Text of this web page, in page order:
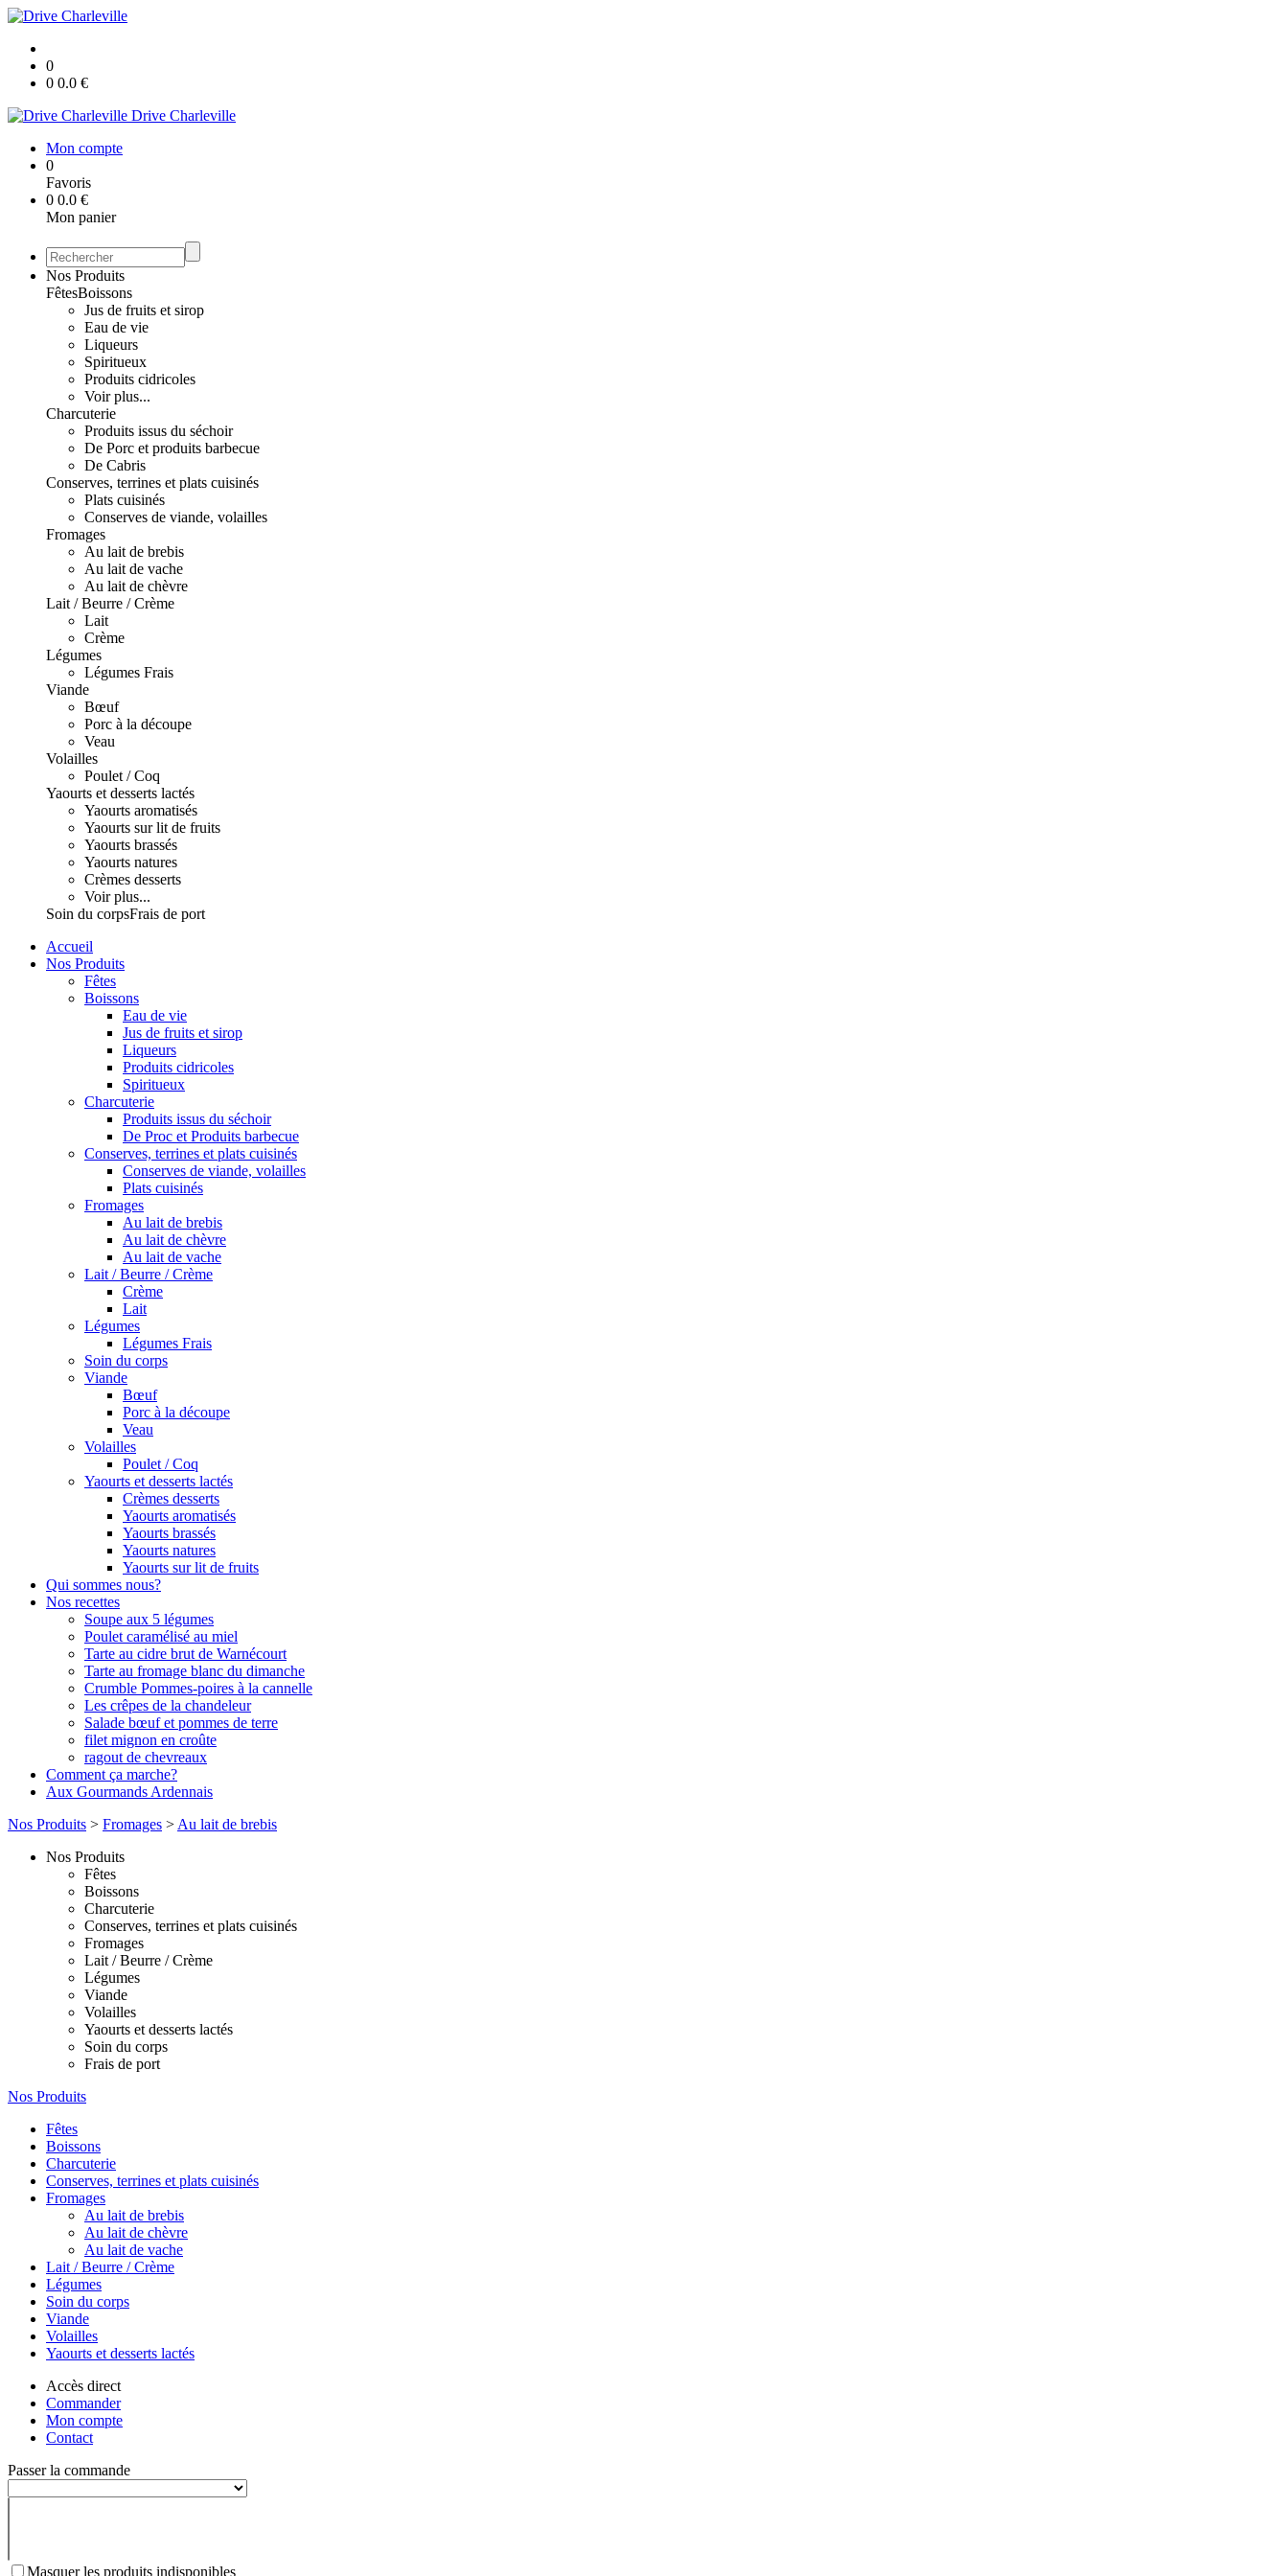
0
0 0.0 €
Drive Charleville
Mon compte
0
Favoris
0 0.0 €
Mon panier
Nos Produits
FêtesBoissons
Jus de fruits et sirop
Eau de vie
Liqueurs
Spiritueux
Produits cidricoles
Voir plus...
Charcuterie
Produits issus du séchoir
De Porc et produits barbecue
De Cabris
Conserves, terrines et plats cuisinés
Plats cuisinés
Conserves de viande, volailles
Fromages
Au lait de brebis
Au lait de vache
Au lait de chèvre
Lait / Beurre / Crème
Lait
Crème
Légumes
Légumes Frais
Viande
Bœuf
Porc à la découpe
Veau
Volailles
Poulet / Coq
Yaourts et desserts lactés
Yaourts aromatisés
Yaourts sur lit de fruits
Yaourts brassés
Yaourts natures
Crèmes desserts
Voir plus...
Soin du corpsFrais de port
Accueil
Nos Produits
Fêtes
Boissons
Eau de vie
Jus de fruits et sirop
Liqueurs
Produits cidricoles
Spiritueux
Charcuterie
Produits issus du séchoir
De Proc et Produits barbecue
Conserves, terrines et plats cuisinés
Conserves de viande, volailles
Plats cuisinés
Fromages
Au lait de brebis
Au lait de chèvre
Au lait de vache
Lait / Beurre / Crème
Crème
Lait
Légumes
Légumes Frais
Soin du corps
Viande
Bœuf
Porc à la découpe
Veau
Volailles
Poulet / Coq
Yaourts et desserts lactés
Crèmes desserts
Yaourts aromatisés
Yaourts brassés
Yaourts natures
Yaourts sur lit de fruits
Qui sommes nous?
Nos recettes
Soupe aux 5 légumes
Poulet caramélisé au miel
Tarte au cidre brut de Warnécourt
Tarte au fromage blanc du dimanche
Crumble Pommes-poires à la cannelle
Les crêpes de la chandeleur
Salade bœuf et pommes de terre
filet mignon en croûte
ragout de chevreaux
Comment ça marche?
Aux Gourmands Ardennais
Nos Produits > Fromages > Au lait de brebis
Nos Produits
Fêtes
Boissons
Charcuterie
Conserves, terrines et plats cuisinés
Fromages
Lait / Beurre / Crème
Légumes
Viande
Volailles
Yaourts et desserts lactés
Soin du corps
Frais de port
Nos Produits
Fêtes
Boissons
Charcuterie
Conserves, terrines et plats cuisinés
Fromages
Au lait de brebis
Au lait de chèvre
Au lait de vache
Lait / Beurre / Crème
Légumes
Soin du corps
Viande
Volailles
Yaourts et desserts lactés
Accès direct
Commander
Mon compte
Contact
Passer la commande
Masquer les produits indisponibles